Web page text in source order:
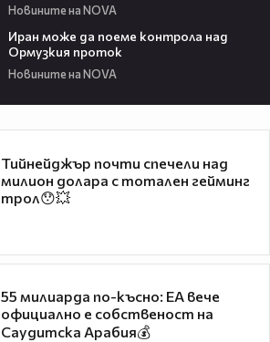
Новините на NOVA
Иран може да поеме контрола над
Ормузкия проток
Новините на NOVA
Тийнейджър почти спечели над
милион долара с тотален гейминг
трол😯💥
55 милиарда по-късно: EA вече
официално е собственост на
Саудитска Арабия💰